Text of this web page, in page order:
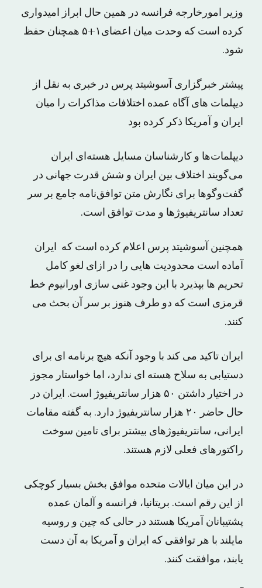
وزیر امورخارجه فرانسه در همین حال ابراز امیدواری
کرده است که وحدت میان اعضای۱+۵ همچنان حفظ
شود.
پیشتر خبرگزاری آسوشیتد پرس در خبری به نقل از
دیپلمات های آگاه عمده اختلافات مذاکرات را میان
ایران و آمریکا ذکر کرده بود
دیپلمات‌ها و کارشناسان مسایل هسته‌ای ایران
می‌گویند اختلاف بین ایران و شش قدرت جهانی در
گفت‌وگوها برای نگارش متن توافق‌نامه جامع بر سر
تعداد سانتریفیوژها و مدت توافق است.
همچنین آسوشیتد پرس اعلام کرده است که ایران
آماده است محدودیت هایی را در ازای لغو کامل
تحریم ها بپذیرد با این وجود غنی سازی اورانیوم خط
قرمزی است که دو طرف هنوز بر سر آن بحث می
کنند.
ایران تاکید می کند با وجود آنکه هیچ برنامه ای برای
دستیابی به سلاح هسته ای ندارد، اما خواستار مجوز
در اختیار داشتن ۵۰ هزار سانتریفیوژ است. ایران در
حال حاضر ۲۰ هزار سانتریفیوژ دارد. به گفته مقامات
ایرانی، سانتریفیوژهای بیشتر برای تامین سوخت
راکتورهای فعلی لازم هستند.
در این میان ایالات متحده موافق بخش بسیار کوچکی
از این رقم است. بریتانیا، فرانسه و آلمان عمده
پشتیبانان آمریکا هستند در حالی که چین و روسیه
مایلند با هر توافقی که ایران و آمریکا به آن دست
یابند، موافقت کنند.